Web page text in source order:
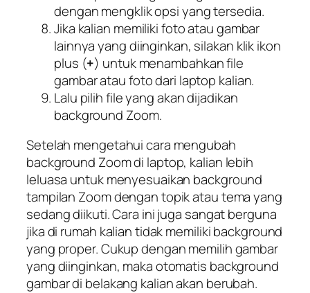
dengan mengklik opsi yang tersedia.
Jika kalian memiliki foto atau gambar
lainnya yang diinginkan, silakan klik ikon
plus (+) untuk menambahkan file
gambar atau foto dari laptop kalian.
Lalu pilih file yang akan dijadikan
background Zoom.
Setelah mengetahui cara mengubah
background Zoom di laptop, kalian lebih
leluasa untuk menyesuaikan background
tampilan Zoom dengan topik atau tema yang
sedang diikuti. Cara ini juga sangat berguna
jika di rumah kalian tidak memiliki background
yang proper. Cukup dengan memilih gambar
yang diinginkan, maka otomatis background
gambar di belakang kalian akan berubah.